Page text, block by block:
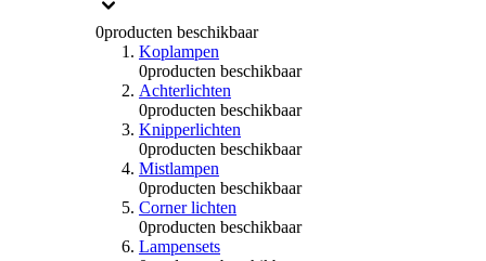
0producten beschikbaar
Koplampen
0producten beschikbaar
Achterlichten
0producten beschikbaar
Knipperlichten
0producten beschikbaar
Mistlampen
0producten beschikbaar
Corner lichten
0producten beschikbaar
Lampensets